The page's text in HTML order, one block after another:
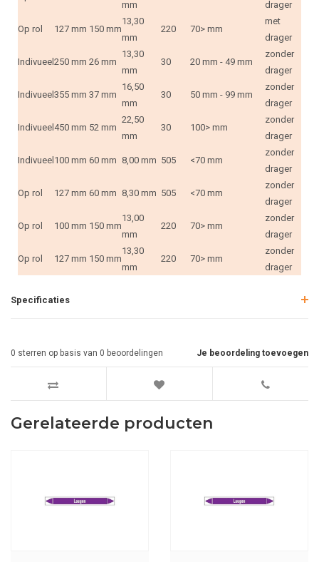
mm
drager
Op rol 127 mm 150 mm
13,30
mm
220 70> mm
met
drager
Indivueel 250 mm 26 mm
13,30
mm
30 20 mm - 49 mm
zonder
drager
Indivueel 355 mm 37 mm
16,50
mm
30 50 mm - 99 mm
zonder
drager
Indivueel 450 mm 52 mm
22,50
mm
30 100> mm
zonder
drager
Indivueel 100 mm 60 mm 8,00 mm 505 <70 mm
zonder
drager
Op rol 127 mm 60 mm 8,30 mm 505 <70 mm
zonder
drager
Op rol 100 mm 150 mm
13,00
mm
220 70> mm
zonder
drager
Op rol 127 mm 150 mm
13,30
mm
220 70> mm
zonder
drager
Specificaties
Je beoordeling toevoegen
0 sterren op basis van 0 beoordelingen
Gerelateerde producten